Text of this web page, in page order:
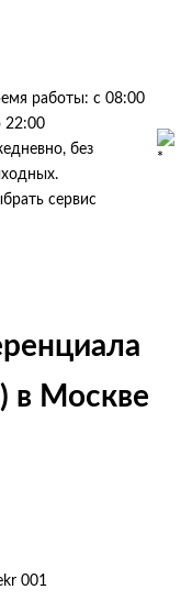
работы: с 08:00
22:00
без
сервис
в Москве
001